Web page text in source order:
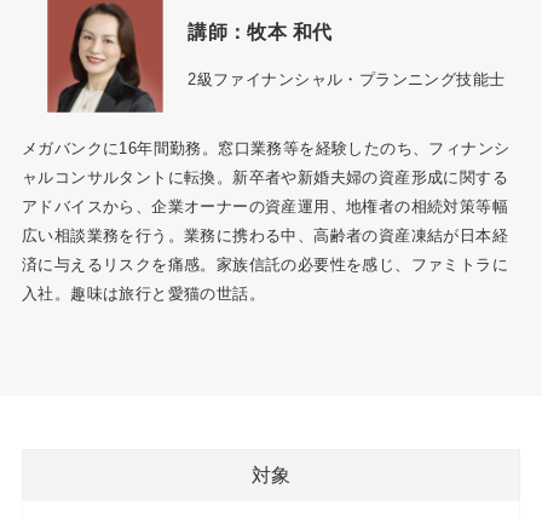
講師：牧本 和代
2級ファイナンシャル・プランニング技能士
メガバンクに16年間勤務。窓口業務等を経験したのち、フィナンシ
ャルコンサルタントに転換。新卒者や新婚夫婦の資産形成に関する
アドバイスから、企業オーナーの資産運用、地権者の相続対策等幅
広い相談業務を行う。業務に携わる中、高齢者の資産凍結が日本経
済に与えるリスクを痛感。家族信託の必要性を感じ、ファミトラに
入社。趣味は旅行と愛猫の世話。
対象